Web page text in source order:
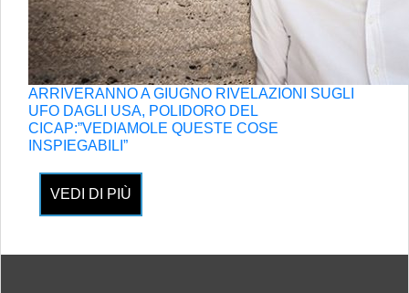
ARRIVERANNO A GIUGNO RIVELAZIONI SUGLI
UFO DAGLI USA, POLIDORO DEL
CICAP:”VEDIAMOLE QUESTE COSE
INSPIEGABILI”
VEDI DI PIÙ